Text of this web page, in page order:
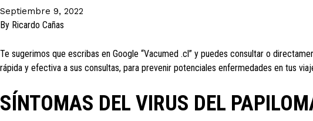
Septiembre 9, 2022
By Ricardo Cañas
Te sugerimos que escribas en Google “Vacumed .cl” y puedes consultar o
rápida y efectiva a sus consultas, para prevenir potenciales enfermedades en tus
SÍNTOMAS DEL VIRUS DEL